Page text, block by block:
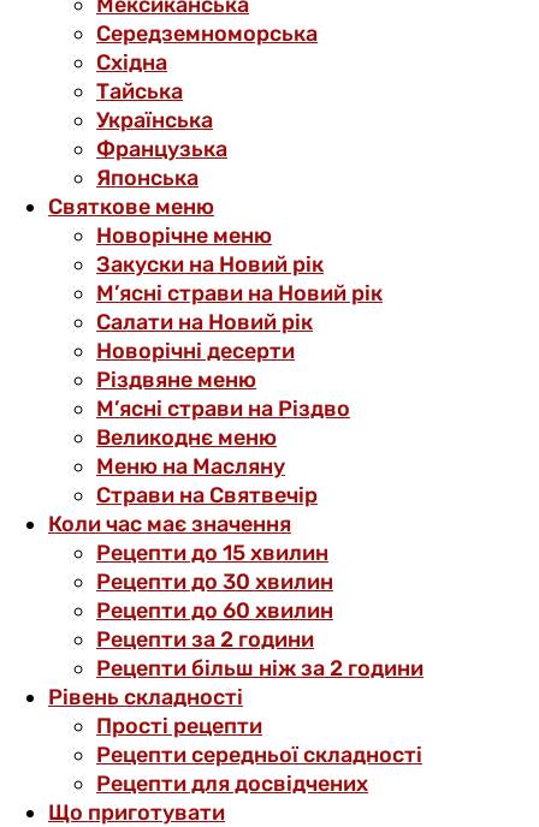
Середземноморська
Східна
Тайська
Українська
Французька
Японська
Святкове меню
Новорічне меню
Закуски на Новий рік
М’ясні страви на Новий рік
Салати на Новий рік
Новорічні десерти
Різдвяне меню
М’ясні страви на Різдво
Великоднє меню
Меню на Масляну
Страви на Святвечір
Коли час має значення
Рецепти до 15 хвилин
Рецепти до 30 хвилин
Рецепти до 60 хвилин
Рецепти за 2 години
Рецепти більш ніж за 2 години
Рівень складності
Прості рецепти
Рецепти середньої складності
Рецепти для досвідчених
Що приготувати